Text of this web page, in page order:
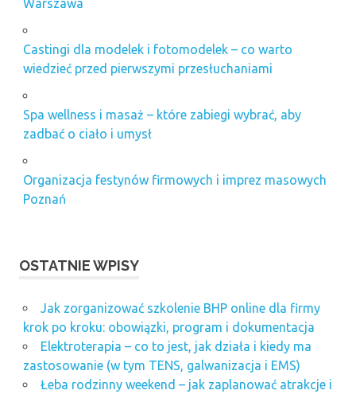
najlepsza
ranking
imprez
firmowych
poznań
integracyjnych
poznań
poznań
integracyjne
poznań
Warszawa
Castingi dla modelek i fotomodelek – co warto
wiedzieć przed pierwszymi przesłuchaniami
Spa wellness i masaż – które zabiegi wybrać, aby
zadbać o ciało i umysł
Organizacja festynów firmowych i imprez masowych
Poznań
OSTATNIE WPISY
Jak zorganizować szkolenie BHP online dla firmy
krok po kroku: obowiązki, program i dokumentacja
Elektroterapia – co to jest, jak działa i kiedy ma
zastosowanie (w tym TENS, galwanizacja i EMS)
Łeba rodzinny weekend – jak zaplanować atrakcje i